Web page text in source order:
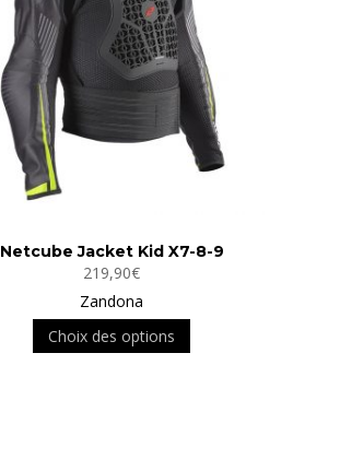
Netcube Jacket Kid X7-8-9
219,90€
Zandona
Choix des options
produit